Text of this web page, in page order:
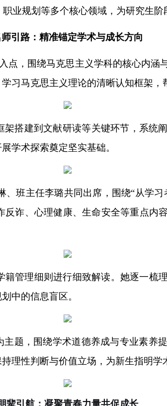
业规划等多个核心领域， 为研究生阶
引路：精准锚定学术与成长方向
点，围绕马克思主义学科的核心内
习马克思主义理论的清晰认知框架，
搭建到文献研读等关键环节，系统
学术探索奠定坚实基础。
班主任李璐共同出席，围绕“从学
诈、心理健康、生命安全等重点内
管理细则进行细致解读。她逐一梳
中的信息盲区。
题，围绕学术道德养成与专业素养
理性判断与价值立场，为新生指明学
辈引航：凝聚青春力量共促成长